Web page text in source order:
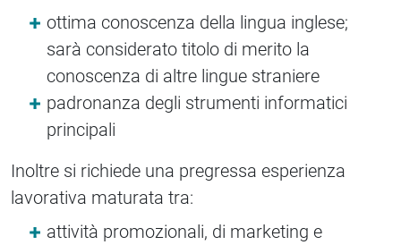
ottima conoscenza della lingua inglese;
sarà considerato titolo di merito la
conoscenza di altre lingue straniere
padronanza degli strumenti informatici
principali
Inoltre si richiede una pregressa esperienza
lavorativa maturata tra:
attività promozionali, di marketing e